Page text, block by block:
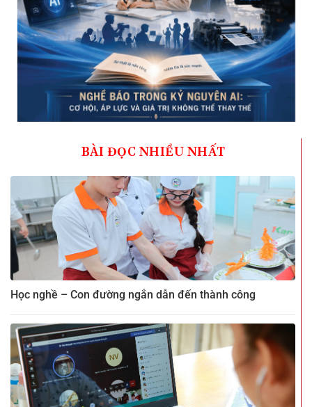
BÀI ĐỌC NHIỀU NHẤT
Học nghề – Con đường ngắn dẫn đến thành công